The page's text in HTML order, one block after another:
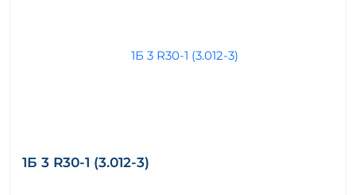
1Б 3 R30-1 (3.012-3)